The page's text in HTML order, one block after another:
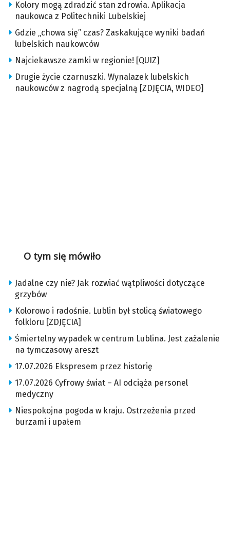
Kolory mogą zdradzić stan zdrowia. Aplikacja
naukowca z Politechniki Lubelskiej
Gdzie „chowa się” czas? Zaskakujące wyniki badań
lubelskich naukowców
Najciekawsze zamki w regionie! [QUIZ]
Drugie życie czarnuszki. Wynalazek lubelskich
naukowców z nagrodą specjalną [ZDJĘCIA, WIDEO]
O tym się mówiło
Jadalne czy nie? Jak rozwiać wątpliwości dotyczące
grzybów
Kolorowo i radośnie. Lublin był stolicą światowego
folkloru [ZDJĘCIA]
Śmiertelny wypadek w centrum Lublina. Jest zażalenie
na tymczasowy areszt
17.07.2026 Ekspresem przez historię
17.07.2026 Cyfrowy świat – AI odciąża personel
medyczny
Niespokojna pogoda w kraju. Ostrzeżenia przed
burzami i upałem